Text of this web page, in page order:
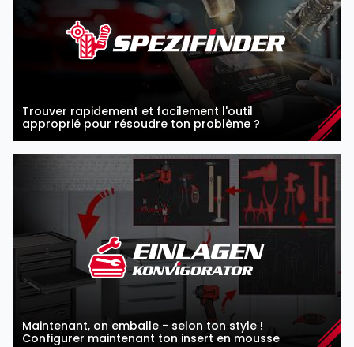
Trouver rapidement et facilement l'outil
approprié pour résoudre ton problème ?
Maintenant, on emballe - selon ton style !
Configurer maintenant ton insert en mousse